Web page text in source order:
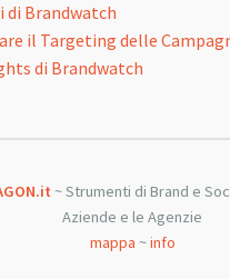
di Brandwatch
il Targeting delle
di Brandwatch
~ Strumenti di Brand e
Aziende e le Agenzie
mappa ~info